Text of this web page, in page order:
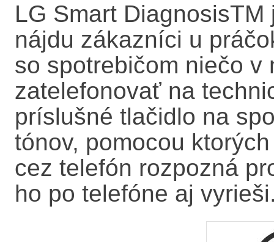
LG Smart
nájdu zákazníci u
so spotrebičom niečo v
zatelefonovať na
príslušné tlačidlo na
tónov, pomocou
cez telefón rozpozná
ho po telefóne aj